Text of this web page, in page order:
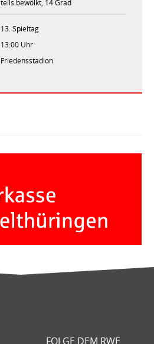
teils bewölkt, 14 Grad
13. Spieltag
13:00 Uhr
Friedensstadion
FOLGE DEM RWE